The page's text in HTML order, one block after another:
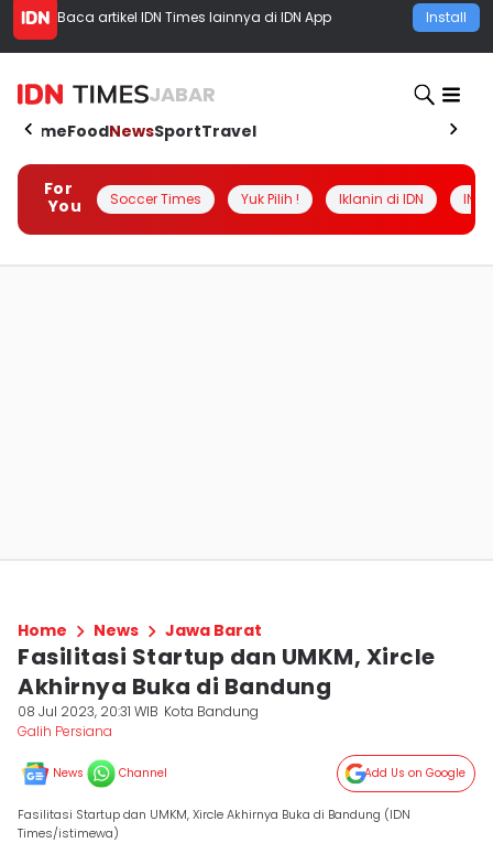
Baca artikel IDN Times lainnya di IDN App Install
JABAR
HomeFoodNewsSportTravel
For
You
Soccer Times Yuk Pilih ! Iklanin di IDN
Home News Jawa Barat
Fasilitasi Startup dan UMKM, Xircle
Akhirnya Buka di Bandung
08 Jul 2023, 20:31 WIB Kota Bandung
Galih Persiana
News Channel Add Us on Google
Fasilitasi Startup dan UMKM, Xircle Akhirnya Buka di Bandung (IDN
Times/istimewa)